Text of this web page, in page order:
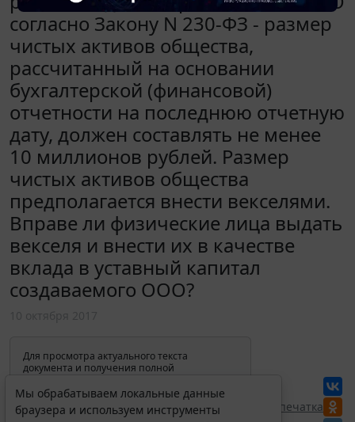
согласно Закону N 230-ФЗ - размер
чистых активов общества,
рассчитанный на основании
бухгалтерской (финансовой)
отчетности на последнюю отчетную
дату, должен составлять не менее
10 миллионов рублей. Размер
чистых активов общества
предполагается внести векселями.
Вправе ли физические лица выдать
векселя и внести их в качестве
вклада в уставный капитал
создаваемого ООО?
Для просмотра актуального текста
документа и получения полной
изменениях и порядке применения
документа, воспользуйтесь поиском в
Интернет-версии системы ГАРАНТ:
Перепечатка
Мы обрабатываем локальные данные
браузера и используем инструменты